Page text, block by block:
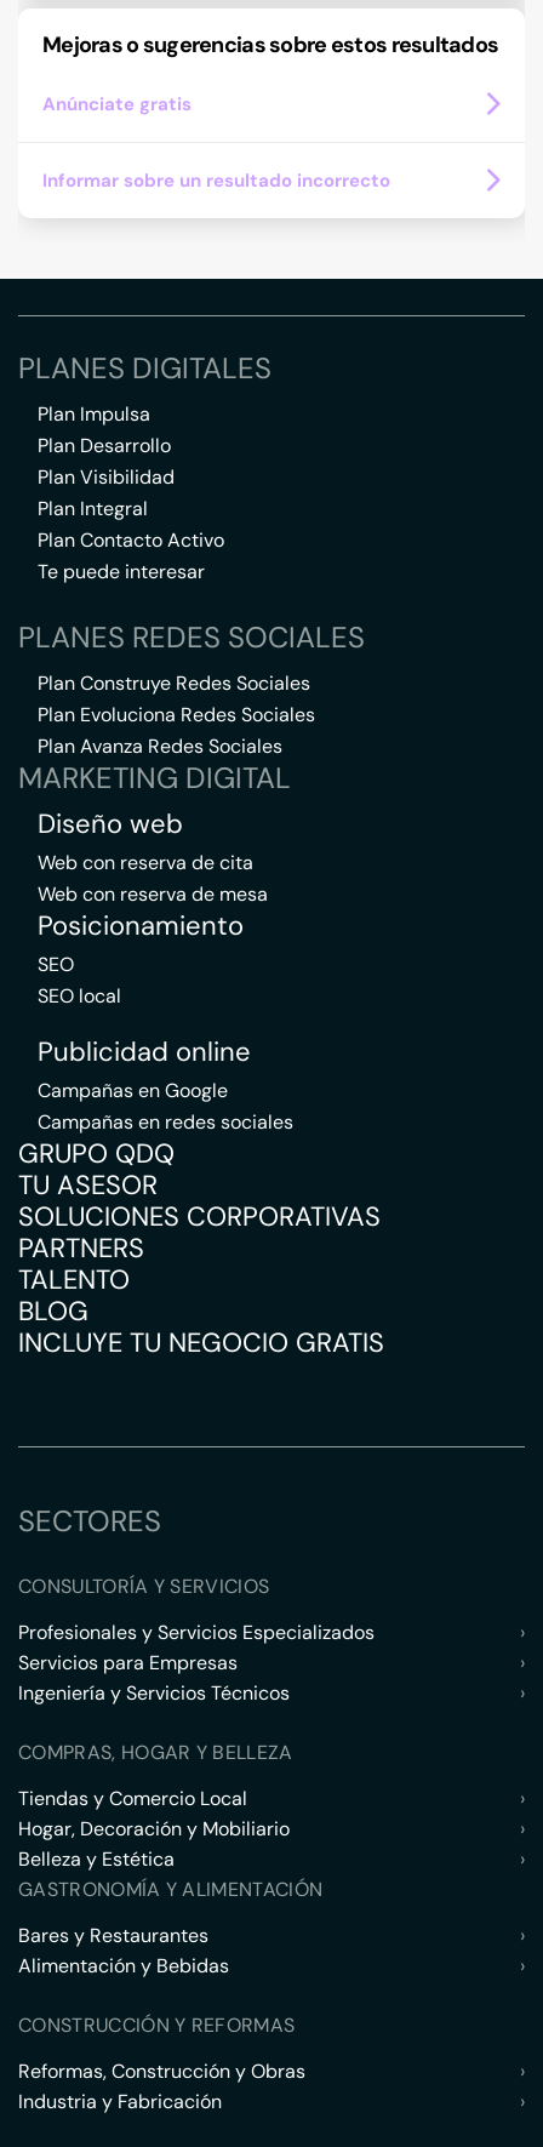
Mejoras o sugerencias sobre estos resultados
Anúnciate gratis
Informar sobre un resultado incorrecto
PLANES DIGITALES
Plan Impulsa
Plan Desarrollo
Plan Visibilidad
Plan Integral
Plan Contacto Activo
Te puede interesar
PLANES REDES SOCIALES
Plan Construye Redes Sociales
Plan Evoluciona Redes Sociales
Plan Avanza Redes Sociales
MARKETING DIGITAL
Diseño web
Web con reserva de cita
Web con reserva de mesa
Posicionamiento
SEO
SEO local
Publicidad online
Campañas en Google
Campañas en redes sociales
GRUPO QDQ
TU ASESOR
SOLUCIONES CORPORATIVAS
PARTNERS
TALENTO
BLOG
INCLUYE TU NEGOCIO GRATIS
SECTORES
CONSULTORÍA Y SERVICIOS
Profesionales y Servicios Especializados
›
Servicios para Empresas
›
Ingeniería y Servicios Técnicos
›
COMPRAS, HOGAR Y BELLEZA
Tiendas y Comercio Local
›
Hogar, Decoración y Mobiliario
›
Belleza y Estética
›
GASTRONOMÍA Y ALIMENTACIÓN
Bares y Restaurantes
›
Alimentación y Bebidas
›
CONSTRUCCIÓN Y REFORMAS
Reformas, Construcción y Obras
›
Industria y Fabricación
›